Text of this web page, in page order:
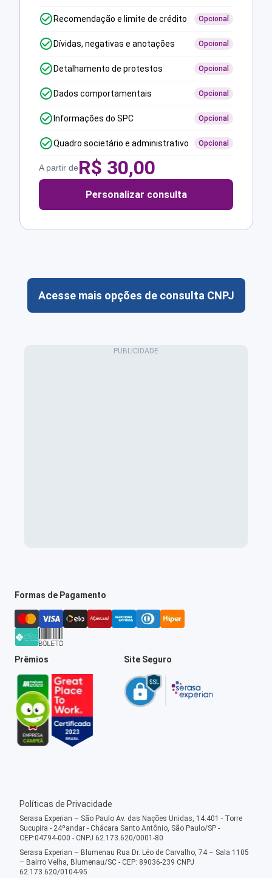
Recomendação e limite de crédito Opcional
Dívidas, negativas e anotações Opcional
Detalhamento de protestos Opcional
Dados comportamentais Opcional
Informações do SPC Opcional
Quadro societário e administrativo Opcional
A partir deR$ 30,00
Personalizar consulta
Acesse mais opções de consulta CNPJ
Formas de Pagamento
Prêmios Site Seguro
Políticas de Privacidade
Serasa Experian – São Paulo Av. das Nações Unidas, 14.401 - Torre
Sucupira - 24ºandar - Chácara Santo Antônio, São Paulo/SP -
CEP:04794-000 - CNPJ 62.173.620/0001-80
Serasa Experian – Blumenau Rua Dr. Léo de Carvalho, 74 – Sala 1105
– Bairro Velha, Blumenau/SC - CEP: 89036-239 CNPJ
62.173.620/0104-95